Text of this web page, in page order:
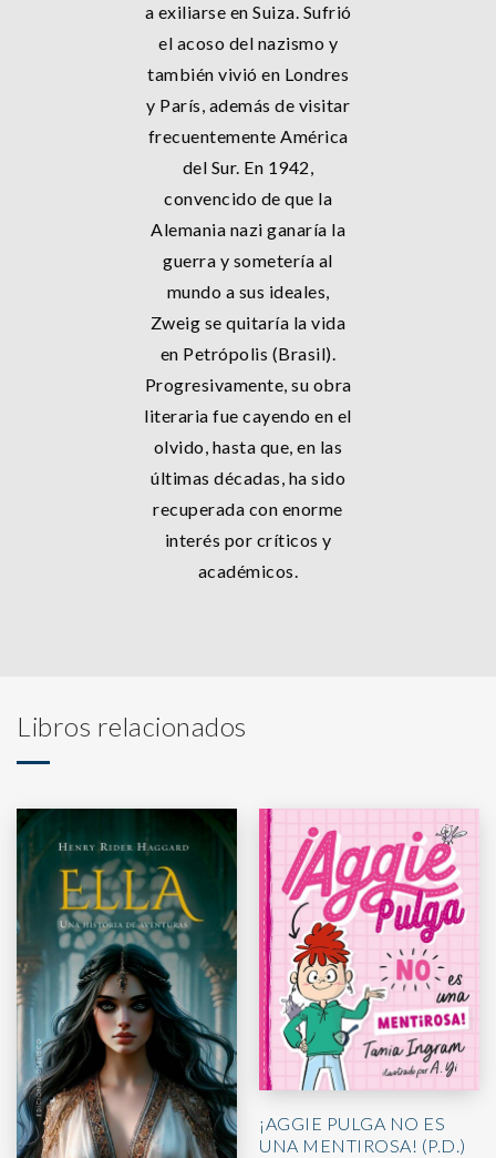
a exiliarse en Suiza. Sufrió
el acoso del nazismo y
también vivió en Londres
y París, además de visitar
frecuentemente América
del Sur. En 1942,
convencido de que la
Alemania nazi ganaría la
guerra y sometería al
mundo a sus ideales,
Zweig se quitaría la vida
en Petrópolis (Brasil).
Progresivamente, su obra
literaria fue cayendo en el
olvido, hasta que, en las
últimas décadas, ha sido
recuperada con enorme
interés por críticos y
académicos.
Libros relacionados
¡AGGIE PULGA NO ES
UNA MENTIROSA! (P.D.)